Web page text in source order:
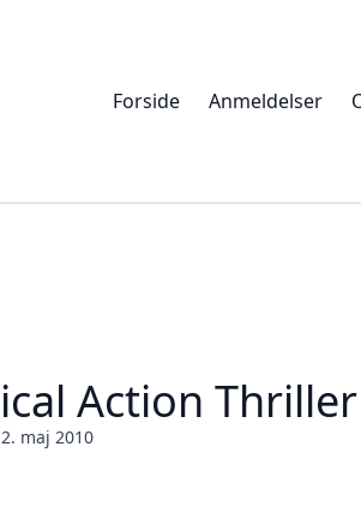
Forside Anmeldelser
Action
maj 2010